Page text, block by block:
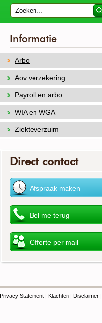
Informatie
Arbo
Aov verzekering
Payroll en arbo
WIA en WGA
Ziekteverzuim
Direct contact
Privacy Statement | Klachten | Disclaimer |